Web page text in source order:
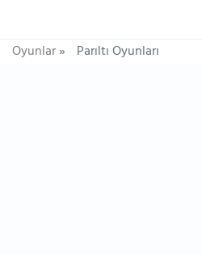
Oyunlar» Parıltı Oyunları